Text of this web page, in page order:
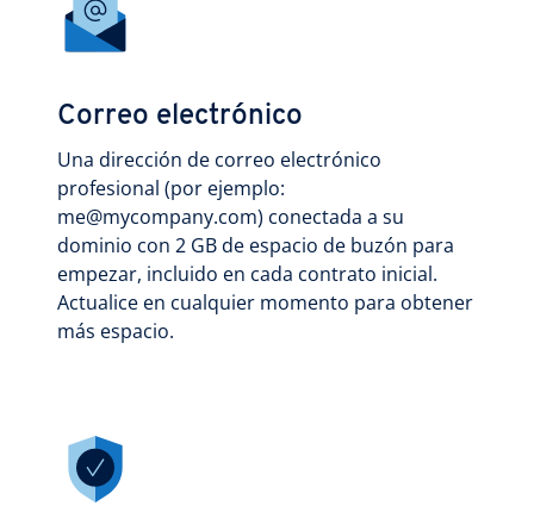
Correo electrónico
Una dirección de correo electrónico
profesional (por ejemplo:
me@mycompany.com) conectada a su
dominio con 2 GB de espacio de buzón para
empezar, incluido en cada contrato inicial.
Actualice en cualquier momento para obtener
más espacio.